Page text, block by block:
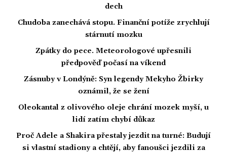
dech
Chudoba zanechává stopu. Finanční potíže zrychlují
stárnutí mozku
Zpátky do pece. Meteorologové upřesnili
předpověď počasí na víkend
Zásnuby v Londýně: Syn legendy Mekyho Žbirky
oznámil, že se žení
Oleokantal z olivového oleje chrání mozek myší, u
lidí zatím chybí důkaz
Proč Adele a Shakira přestaly jezdit na turné: Budují
si vlastní stadiony a chtějí, aby fanoušci jezdili za